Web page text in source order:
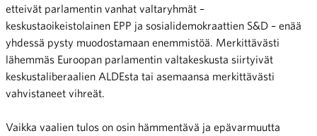
etteivät parlamentin vanhat valtaryhmät –
keskustaoikeistolainen EPP ja sosialidemokraattien S&D – enää
yhdessä pysty muodostamaan enemmistöä. Merkittävästi
lähemmäs Euroopan parlamentin valtakeskusta siirtyivät
keskustaliberaalien ALDEsta tai asemaansa merkittävästi
vahvistaneet vihreät.
Vaikka vaalien tulos on osin hämmentävä ja epävarmuutta